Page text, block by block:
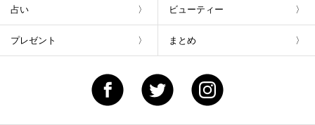
占い ビューティー
プレゼント まとめ